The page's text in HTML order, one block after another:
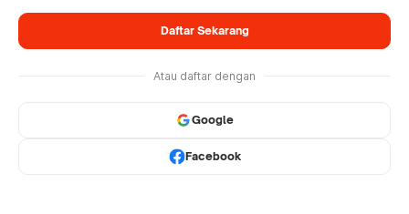
Daftar Sekarang
Atau daftar dengan
Google
Facebook